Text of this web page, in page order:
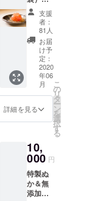
無添加
漬物
（６
点）の
セット
・
漬物６
点セッ
ト（柚
子トマ
ト・柚
子の香
大根・
け・刻
みすぐ
き・ほ
か２
点）
・
支援
者：
81人
お届
け予
定：
2020
年06
月
詳細を見る
こ
の
リ
タ
ー
ン
を
選
択
す
る
10,
000 円
特製ぬ
か＆無
添加漬